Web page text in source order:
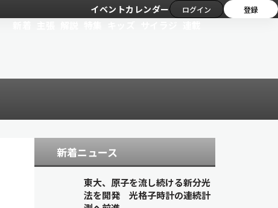
イベントカレンダー ログイン 登録
新着ニュース
東大、原子を流し続ける新分光
法を開発 光格子時計の連続計